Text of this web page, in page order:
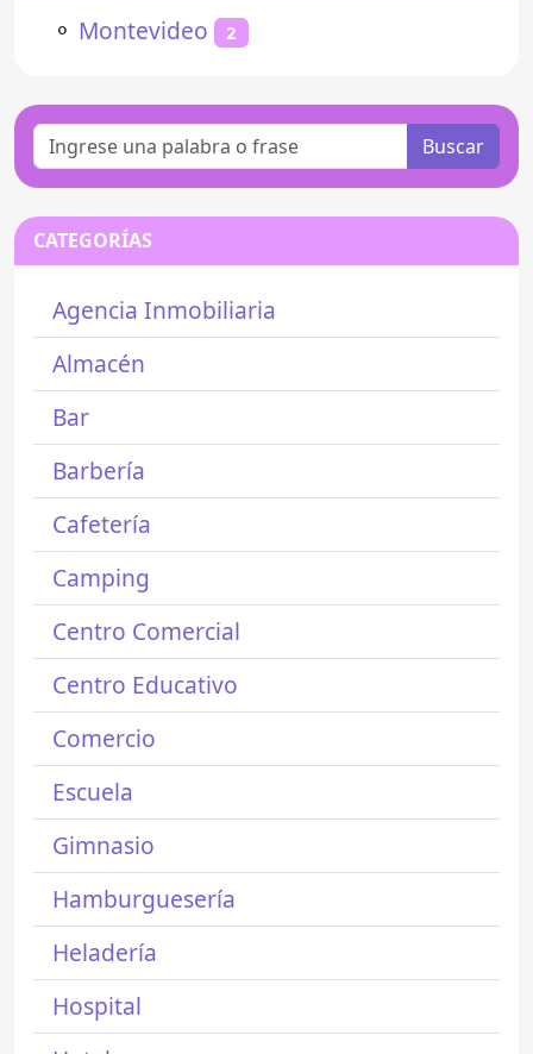
⚬ Montevideo 2
Buscar
CATEGORÍAS
Agencia Inmobiliaria
Almacén
Bar
Barbería
Cafetería
Camping
Centro Comercial
Centro Educativo
Comercio
Escuela
Gimnasio
Hamburguesería
Heladería
Hospital